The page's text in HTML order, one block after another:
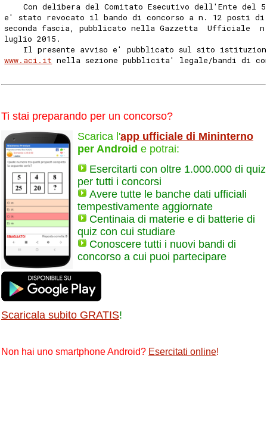
Con delibera del Comitato Esecutivo dell'Ente del
e' stato revocato il bando di concorso a n. 12 posti
seconda fascia, pubblicato nella Gazzetta  Ufficiale
luglio 2015.
Il presente avviso e' pubblicato sul sito
www.aci.it nella sezione pubblicita' legale/bandi di
Ti stai preparando per un concorso?
Scarica l'app ufficiale di Mininterno
per Android e potrai:
Esercitarti con oltre 1.000.000 di quiz
per tutti i concorsi
Avere tutte le banche dati ufficiali
tempestivamente aggiornate
Centinaia di materie e di batterie di
quiz con cui studiare
Conoscere tutti i nuovi bandi di
concorso a cui puoi partecipare
Scaricala subito GRATIS!
Non hai uno smartphone Android? Esercitati online!